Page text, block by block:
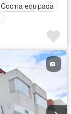
Cocina equipada